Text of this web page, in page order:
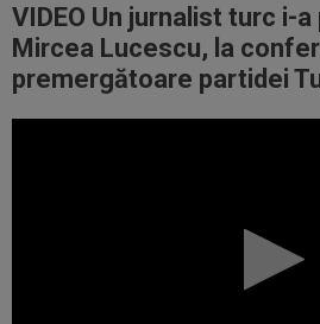
VIDEO Un jurnalist turc i-
Mircea Lucescu, la
premergătoare partidei